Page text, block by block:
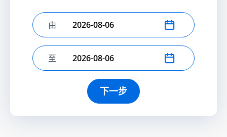
選擇開始日期
由
選擇結束日期
至
下一步